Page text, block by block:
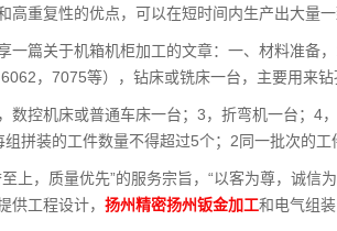
高重复性的优点，可以在短时间内生产出大量一
一篇关于机箱机柜加工的文章：一、材料准备
，7075等），钻床或铣床一台，主要用来钻
数控机床或普通车床一台；3，折弯机一台
拼装的工件数量不得超过5个；2同一批次的工
至上，质量优先”的服务宗旨，“以客为尊，诚
供工程设计，扬州精密扬州钣金加工和电气组